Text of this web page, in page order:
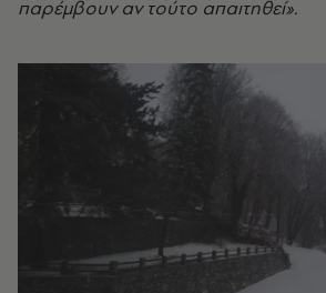
παρέμβουν αν τούτο απαιτηθεί».